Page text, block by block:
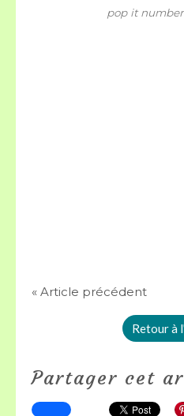
pop it
« Article précédent
Retour à
Partager cet